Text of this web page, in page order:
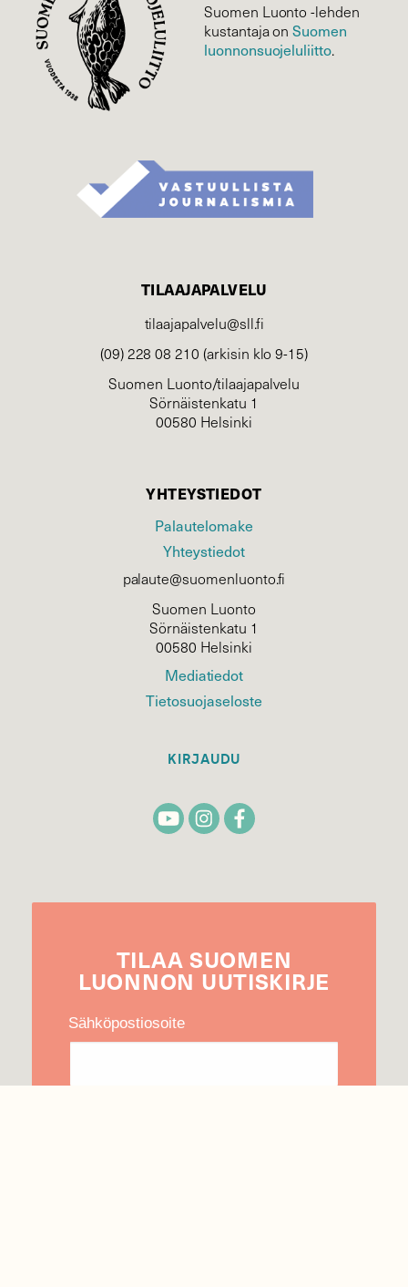
Suomen Luonto -lehden
kustantaja onSuomen
luonnonsuojelu­liitto.
TILAAJAPALVELU
tilaajapalvelu@sll.fi
(09) 228 08 210 (arkisin klo 9-15)
Suomen Luonto/tilaajapalvelu
Sörnäistenkatu 1
00580 Helsinki
YHTEYSTIEDOT
Palautelomake
Yhteystiedot
palaute@suomenluonto.fi
Suomen Luonto
Sörnäistenkatu 1
00580 Helsinki
Mediatiedot
Tietosuojaseloste
KIRJAUDU
TILAA SUOMEN
LUONNON UUTIS­KIRJE
Sähköpostiosoite